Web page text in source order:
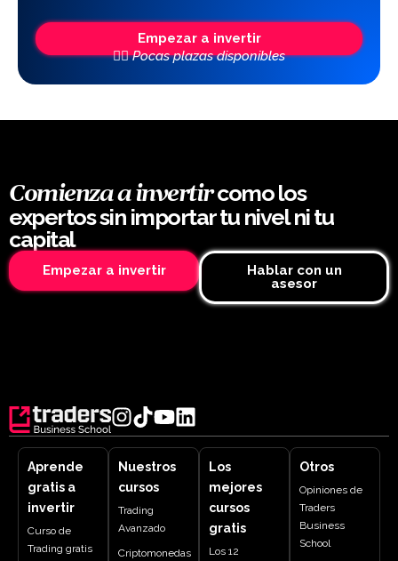
Empezar a invertir
👆🏼 Pocas plazas disponibles
Comienza a invertircomo los
expertos sin importar tu nivel ni tu
capital
Empezar a invertir
Hablar con un
asesor
Aprende
gratis a
invertir
Curso de
Trading gratis
Nuestros
cursos
Trading
Avanzado
Criptomonedas
Los
mejores
cursos
gratis
Los 12
Otros
Opiniones de
Traders
Business
School